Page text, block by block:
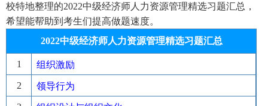
校特地整理的2022中级经济师人力资源管理精选习题汇总，
希望能帮助到考生们提高做题速度。
2022中级经济师人力资源管理精选习题汇总
1 组织激励
2 领导行为